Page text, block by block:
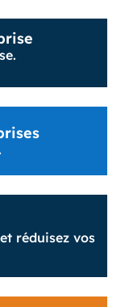
réduisez vos